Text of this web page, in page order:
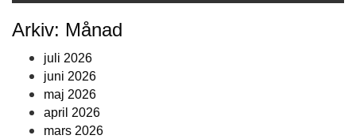
Arkiv: Månad
juli 2026
juni 2026
maj 2026
april 2026
mars 2026